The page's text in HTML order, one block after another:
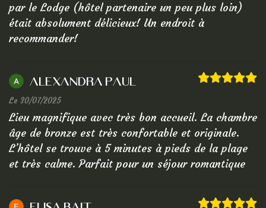
par le Lodge (hôtel partenaire un peu plus loin)
était absolument délicieux! Un endroit à
recommander!
Alexandra Paul
Le 30/07/2025
Lieu magnifique avec très bon accueil. La chambre
âge de bronze est très confortable et originale.
L’hôtel se trouve à 5 minutes à pieds de la plage
et très calme. Parfait pour un séjour romantique